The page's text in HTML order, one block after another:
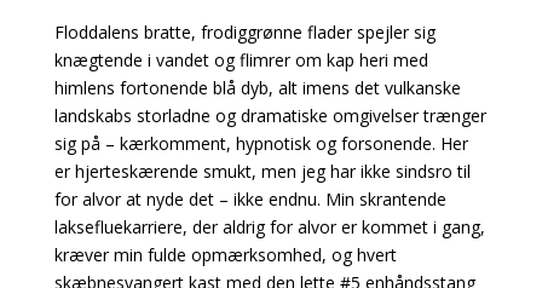
Floddalens bratte, frodiggrønne flader spejler sig
knægtende i vandet og flimrer om kap heri med
himlens fortonende blå dyb, alt imens det vulkanske
landskabs storladne og dramatiske omgivelser trænger
sig på – kærkomment, hypnotisk og forsonende. Her
er hjerteskærende smukt, men jeg har ikke sindsro til
for alvor at nyde det – ikke endnu. Min skrantende
laksefluekarriere, der aldrig for alvor er kommet i gang,
kræver min fulde opmærksomhed, og hvert
skæbnesvangert kast med den lette #5 enhåndsstang